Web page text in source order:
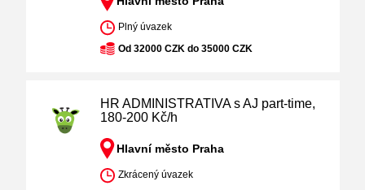
Plný úvazek
Od 32000 CZK do 35000 CZK
HR ADMINISTRATIVA s AJ part-time,
180-200 Kč/h
Hlavní město Praha
Zkrácený úvazek